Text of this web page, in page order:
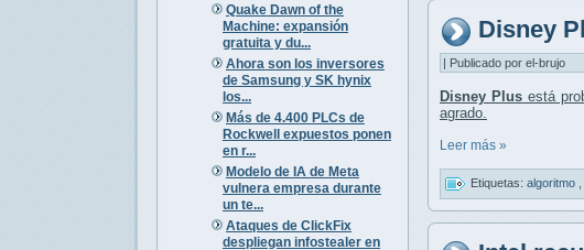
Quake Dawn of the
Machine: expansión
gratuita y du...
Ahora son los inversores
de Samsung y SK hynix
los...
Más de 4.400 PLCs de
Rockwell expuestos ponen
en r...
Modelo de IA de Meta
vulnera empresa durante
un te...
Ataques de ClickFix
despliegan infostealer en
Disney
| Publicado por el-brujo
Disney Plusestá
agrado.
Leer más »
Etiquetas: algoritmo